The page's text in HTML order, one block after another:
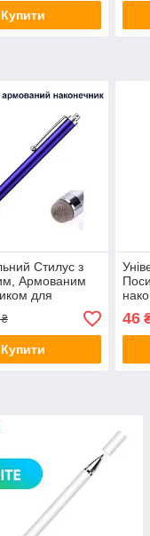
Купити
Стилус з
Армованим
для
Планшета,
книг, Синій
Купити
1шт
46